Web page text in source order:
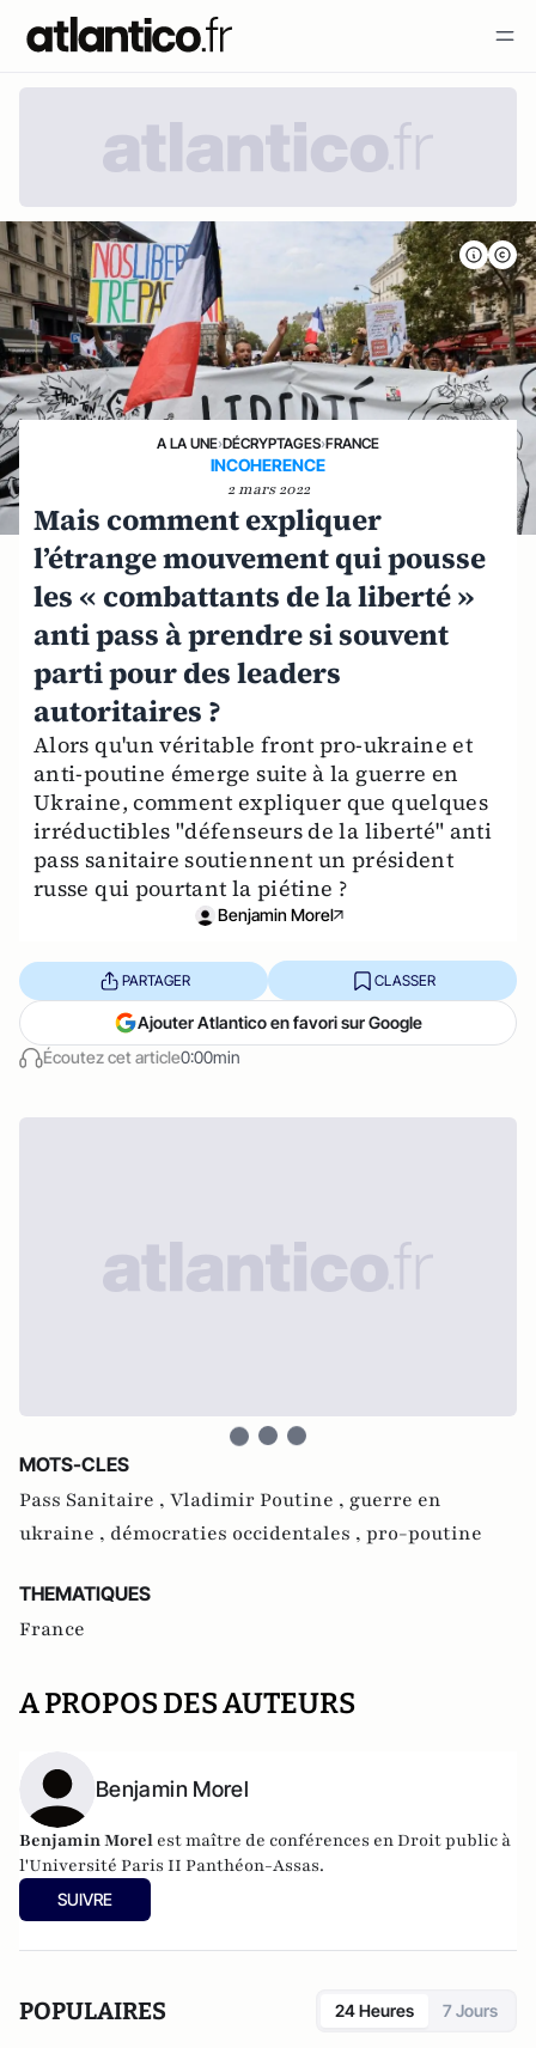
A LA UNE›DÉCRYPTAGES›FRANCE
INCOHERENCE
2 mars 2022
Mais comment expliquer
l’étrange mouvement qui pousse
les « combattants de la liberté »
anti pass à prendre si souvent
parti pour des leaders
autoritaires ?
Alors qu'un véritable front pro-ukraine et
anti-poutine émerge suite à la guerre en
Ukraine, comment expliquer que quelques
irréductibles "défenseurs de la liberté" anti
pass sanitaire soutiennent un président
russe qui pourtant la piétine ?
Benjamin Morel
Écoutez cet article0:00min
PARTAGER CLASSER
Ajouter Atlantico en favori sur Google
MOTS-CLES
Pass Sanitaire , Vladimir Poutine , guerre en
ukraine , démocraties occidentales , pro-poutine
THEMATIQUES
France
A PROPOS DES AUTEURS
Benjamin Morel
Benjamin Morel est maître de conférences en Droit public à
l'Université Paris II Panthéon-Assas.
SUIVRE
POPULAIRES 24 Heures 7 Jours